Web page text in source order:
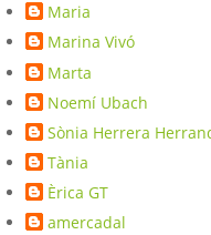
Maria
Marina Vivó
Marta
Noemí Ubach
Sònia Herrera
Tània
Èrica GT
amercadal